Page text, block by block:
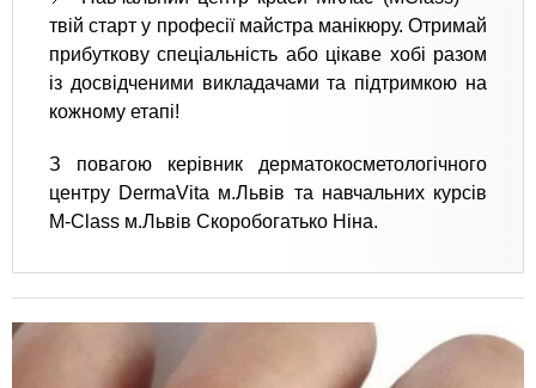
твій старт у професії майстра манікюру. Отримай
прибуткову спеціальність або цікаве хобі разом
із досвідченими викладачами та підтримкою на
кожному етапі!
З повагою керівник дерматокосметологічного
центру DermaVita м.Львів та навчальних курсів
M-Class м.Львів Скоробогатько Ніна.